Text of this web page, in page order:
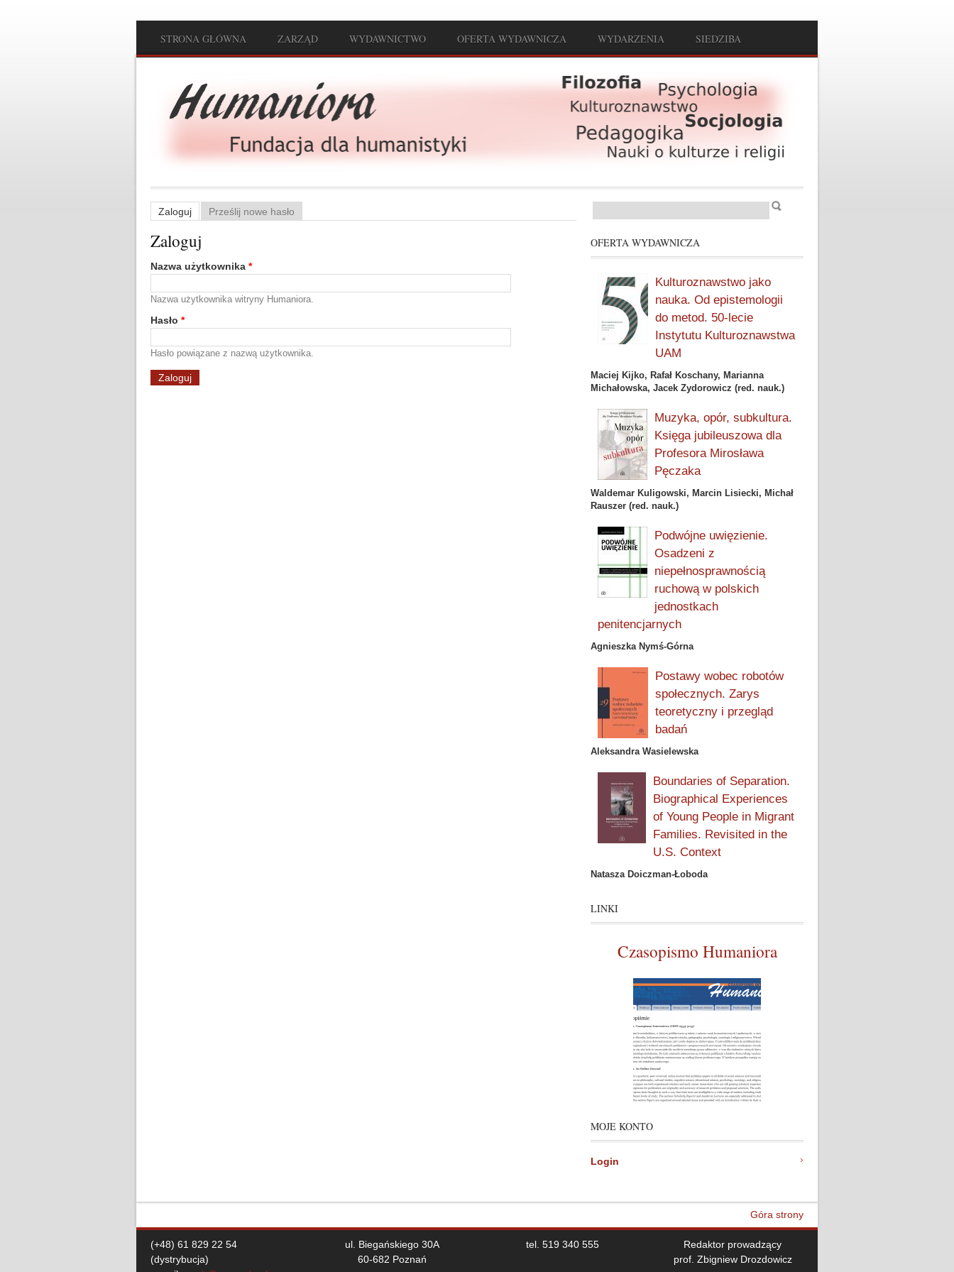
Main menu
STRONA GŁÓWNA ZARZĄD WYDAWNICTWO OFERTA WYDAWNICZA WYDARZENIA SIEDZIBA
Karty podstawowe
Zaloguj (aktywna karta)
Prześlij nowe hasło
Zaloguj
Nazwa użytkownika *
Nazwa użytkownika witryny Humaniora.
Hasło *
Hasło powiązane z nazwą użytkownika.
Szukaj
OFERTA WYDAWNICZA
Kulturoznawstwo jako
nauka. Od epistemologii
do metod. 50-lecie
Instytutu Kulturoznawstwa
UAM
Maciej Kijko, Rafał Koschany, Marianna
Michałowska, Jacek Zydorowicz (red. nauk.)
Muzyka, opór, subkultura.
Księga jubileuszowa dla
Profesora Mirosława
Pęczaka
Waldemar Kuligowski, Marcin Lisiecki, Michał
Rauszer (red. nauk.)
Podwójne uwięzienie.
Osadzeni z
niepełnosprawnością
ruchową w polskich
jednostkach
penitencjarnych
Agnieszka Nymś-Górna
Postawy wobec robotów
społecznych. Zarys
teoretyczny i przegląd
badań
Aleksandra Wasielewska
Boundaries of Separation.
Biographical Experiences
of Young People in Migrant
Families. Revisited in the
U.S. Context
Natasza Doiczman-Łoboda
LINKI
Czasopismo Humaniora
MOJE KONTO
Login
Góra strony
(+48) 61 829 22 54
(dystrybucja)
ul. Biegańskiego 30A
60-682 Poznań
tel. 519 340 555
Redaktor prowadzący
prof. Zbigniew Drozdowicz